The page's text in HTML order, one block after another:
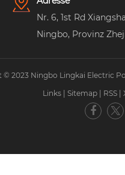
Nr. 6, 1st Rd
Ningbo, Provinz
© 2023 Ningbo Lingkai Electric
Links
Sitemap RSS